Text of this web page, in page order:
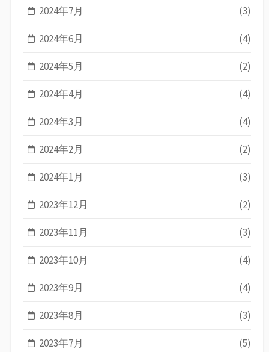
2024年7月 (3)
2024年6月 (4)
2024年5月 (2)
2024年4月 (4)
2024年3月 (4)
2024年2月 (2)
2024年1月 (3)
2023年12月 (2)
2023年11月 (3)
2023年10月 (4)
2023年9月 (4)
2023年8月 (3)
2023年7月 (5)